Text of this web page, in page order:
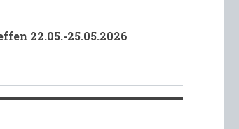
22.05.-25.05.2026